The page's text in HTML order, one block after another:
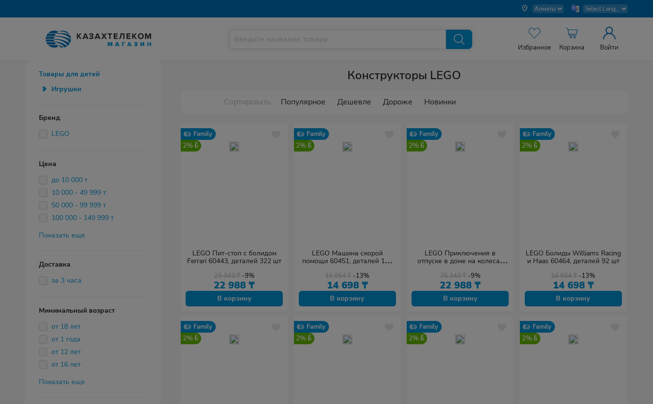
Избранное Корзина Войти
Товары для детей
Игрушки
Бренд
LEGO
Цена
до 10 000 т
10 000 - 49 999 т
50 000 - 99 999 т
100 000 - 149 999 т
Показать еще
Доставка
за 3 часа
Минимальный возраст
от 18 лет
от 1 года
от 12 лет
от 16 лет
Показать еще
Конструкторы LEGO
Сортировать: Популярное Дешевле Дороже Новинки
Family
2%
LEGO Пит-стоп с болидом
Ferrari 60443, деталей 322 шт
25 343₸ -9%
22 988 ₸
В корзину
Family
2%
LEGO Машина скорой
помощи 60451, деталей 184
16 954₸ -13%
14 698 ₸
В корзину
Family
2%
LEGO Приключения в
отпуске в доме на колесах
25 343₸ -9%
22 988 ₸
В корзину
Family
2%
LEGO Болиды Williams Racing
и Haas 60464, деталей 92 шт
16 954₸ -13%
14 698 ₸
В корзину
Family
2%
Family
2%
Family
2%
Family
2%